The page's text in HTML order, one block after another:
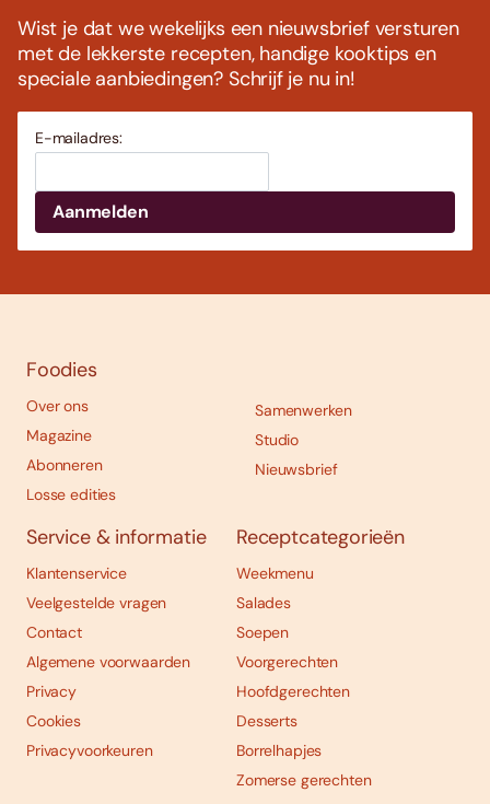
Wist je dat we wekelijks een nieuwsbrief versturen
met de lekkerste recepten, handige kooktips en
speciale aanbiedingen? Schrijf je nu in!
E-mailadres:
Foodies
Over ons
Magazine
Abonneren
Losse edities
Samenwerken
Studio
Nieuwsbrief
Service & informatie
Klantenservice
Veelgestelde vragen
Contact
Algemene voorwaarden
Privacy
Cookies
Privacyvoorkeuren
Receptcategorieën
Weekmenu
Salades
Soepen
Voorgerechten
Hoofdgerechten
Desserts
Borrelhapjes
Zomerse gerechten